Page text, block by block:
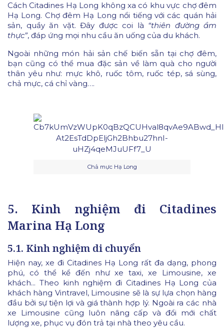
Cách Citadines Hạ Long không xa có khu vực chợ đêm
Hạ Long. Chợ đêm Hạ Long nổi tiếng với các quán hải
sản, quầy ăn vặt. Đây được coi là “thiên đường ẩm
thực”, đáp ứng mọi nhu cầu ăn uống của du khách.
Ngoài những món hải sản chế biến sẵn tại chợ đêm,
bạn cũng có thể mua đặc sản về làm quà cho người
thân yêu như: mực khô, ruốc tôm, ruốc tép, sá sùng,
chả mực, cá chỉ vàng….
Chả mực Hạ Long
5. Kinh nghiệm đi Citadines
Marina Hạ Long
5.1. Kinh nghiệm di chuyển
Hiện nay, xe đi Citadines Hạ Long rất đa dạng, phong
phú, có thể kể đến như xe taxi, xe Limousine, xe
khách... Theo kinh nghiệm đi Citadines Hạ Long của
khách hàng Vintravel, Limousine sẽ là sự lựa chọn hàng
đầu bởi sự tiện lợi và giá thành hợp lý. Ngoài ra các nhà
xe Limousine cũng luôn nâng cấp và đổi mới chất
lượng xe, phục vụ đón trả tại nhà theo yêu cầu.